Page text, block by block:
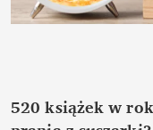
520 książek w